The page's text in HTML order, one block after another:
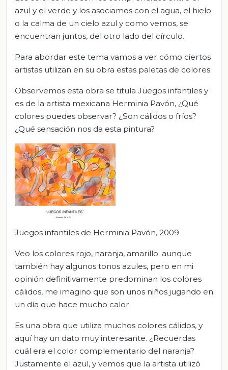
azul y el verde y los asociamos con el agua, el hielo
o la calma de un cielo azul y como vemos, se
encuentran juntos, del otro lado del círculo.
Para abordar este tema vamos a ver cómo ciertos
artistas utilizan en su obra estas paletas de colores.
Observemos esta obra se titula Juegos infantiles y
es de la artista mexicana Herminia Pavón, ¿Qué
colores puedes observar? ¿Son cálidos o fríos?
¿Qué sensación nos da esta pintura?
Juegos infantiles de Herminia Pavón, 2009
Veo los colores rojo, naranja, amarillo. aunque
también hay algunos tonos azules, pero en mi
opinión definitivamente predominan los colores
cálidos, me imagino que son unos niños jugando en
un día que hace mucho calor.
Es una obra que utiliza muchos colores cálidos, y
aquí hay un dato muy interesante. ¿Recuerdas
cuál era el color complementario del naranja?
Justamente el azul, y vemos que la artista utilizó